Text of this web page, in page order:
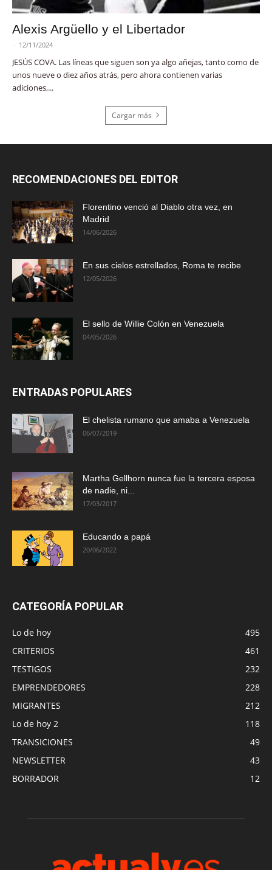
Alexis Argüello y el Libertador
- 12/11/2024
JESÚS COVA. Las líneas que siguen son ya algo añejas, tanto como de
unos nueve o diez años atrás, pero ahora contienen varias
adiciones,...
Cargar más
RECOMENDACIONES DEL EDITOR
Florentino venció al Diablo otra vez, en
Madrid
14/06/2026
En sus cielos estrellados, Roma te recibe
12/05/2026
El sello de Willie Colón en Venezuela
04/05/2026
ENTRADAS POPULARES
El chelista rumano que amaba a Venezuela
06/07/2019
Martha Gellhorn nunca fue la tercera esposa
de nadie, ni...
17/03/2017
Educando a papá
20/06/2022
CATEGORÍA POPULAR
Lo de hoy
495
CRITERIOS
461
TESTIGOS
232
EMPRENDEDORES
228
MIGRANTES
212
Lo de hoy 2
118
TRANSICIONES
49
NEWSLETTER
43
BORRADOR
12